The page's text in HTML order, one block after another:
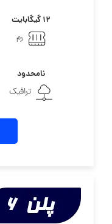
۱۲ گیگابایت
رم
نامحدود
ترافیک